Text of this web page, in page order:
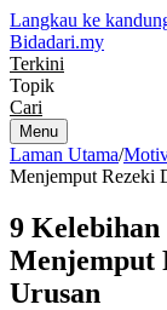
Langkau ke
Bidadari.my
Terkini
Topik
Cari
Menu
Laman Utama/
Menjemput Rezeki
9
Menjemput
Urusan